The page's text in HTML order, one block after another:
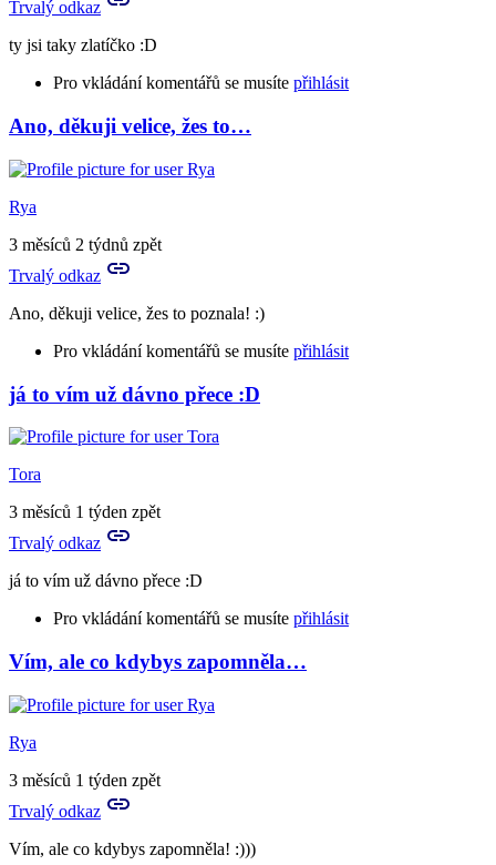
mi
by
Trvalý odkaz
ty jsi taky zlatíčko :D
Pro vkládání komentářů se musíte přihlásit
In
reply
to
Já
bych
to
velmi…
Rya
Ano, děkuji velice, žes to…
Rya
3 měsíců 2 týdnů zpět
Trvalý odkaz
Ano, děkuji velice, žes to poznala! :)
Pro vkládání komentářů se musíte přihlásit
In
reply
to
ty
jsi
taky
:D
Tora
já to vím už dávno přece :D
Tora
3 měsíců 1 týden zpět
Trvalý odkaz
já to vím už dávno přece :D
Pro vkládání komentářů se musíte přihlásit
In
reply
to
Ano,
děkuji
velice,
to…
Rya
Vím, ale co kdybys zapomněla…
Rya
3 měsíců 1 týden zpět
Trvalý odkaz
Vím, ale co kdybys zapomněla! :)))